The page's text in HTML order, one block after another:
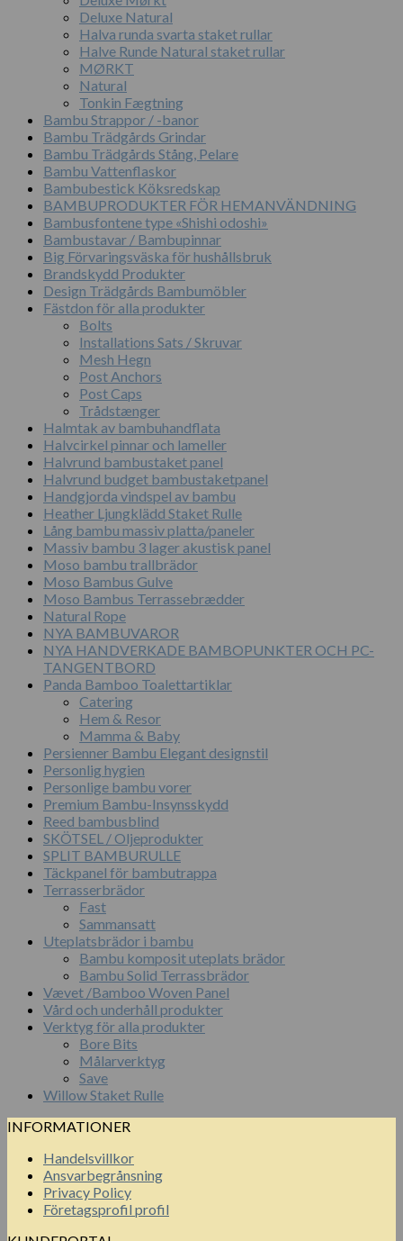
Deluxe Natural
Halva runda svarta staket rullar
Halve Runde Natural staket rullar
MØRKT
Natural
Tonkin Fægtning
Bambu Strappor / -banor
Bambu Trädgårds Grindar
Bambu Trädgårds Stång, Pelare
Bambu Vattenflaskor
Bambubestick Köksredskap
BAMBUPRODUKTER FÖR HEMANVÄNDNING
Bambusfontene type «Shishi odoshi»
Bambustavar / Bambupinnar
Big Förvaringsväska för hushållsbruk
Brandskydd Produkter
Design Trädgårds Bambumöbler
Fästdon för alla produkter
Bolts
Installations Sats / Skruvar
Mesh Hegn
Post Anchors
Post Caps
Trådstænger
Halmtak av bambuhandflata
Halvcirkel pinnar och lameller
Halvrund bambustaket panel
Halvrund budget bambustaketpanel
Handgjorda vindspel av bambu
Heather Ljungklädd Staket Rulle
Lång bambu massiv platta/paneler
Massiv bambu 3 lager akustisk panel
Moso bambu trallbrädor
Moso Bambus Gulve
Moso Bambus Terrassebrædder
Natural Rope
NYA BAMBUVAROR
NYA HANDVERKADE BAMBOPUNKTER OCH PC-
TANGENTBORD
Panda Bamboo Toalettartiklar
Catering
Hem & Resor
Mamma & Baby
Persienner Bambu Elegant designstil
Personlig hygien
Personlige bambu vorer
Premium Bambu-Insynsskydd
Reed bambusblind
SKÖTSEL / Oljeprodukter
SPLIT BAMBURULLE
Täckpanel för bambutrappa
Terrasserbrädor
Fast
Sammansatt
Uteplatsbrädor i bambu
Bambu komposit uteplats brädor
Bambu Solid Terrassbrädor
Vævet /Bamboo Woven Panel
Vård och underhåll produkter
Verktyg för alla produkter
Bore Bits
Målarverktyg
Save
Willow Staket Rulle
INFORMATIONER
Handelsvillkor
Ansvarbegrånsning
Privacy Policy
Företagsprofil profil